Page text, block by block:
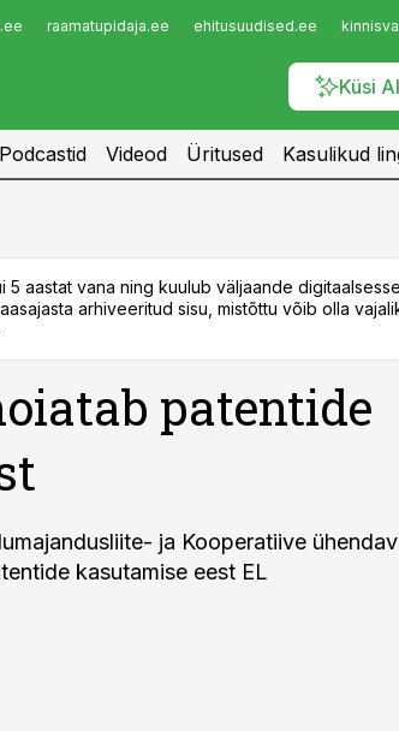
raamatupidaja.ee ehitusuudised.ee
Küsi
Podcastid Videod Üritused Kasulikud
5 aastat vana ning kuulub väljaande digitaalsesse
arhiveeritud sisu, mistõttu võib olla
patentide
ja Kooperatiive ühendav
kasutamise eest EL